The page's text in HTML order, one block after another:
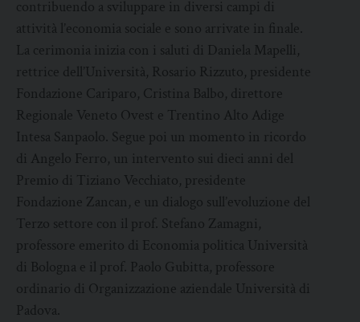
contribuendo a sviluppare in diversi campi di
attività l’economia sociale e sono arrivate in finale.
La cerimonia inizia con i saluti di Daniela Mapelli,
rettrice dell’Università, Rosario Rizzuto, presidente
Fondazione Cariparo, Cristina Balbo, direttore
Regionale Veneto Ovest e Trentino Alto Adige
Intesa Sanpaolo. Segue poi un momento in ricordo
di Angelo Ferro, un intervento sui dieci anni del
Premio di Tiziano Vecchiato, presidente
Fondazione Zancan, e un dialogo sull’evoluzione del
Terzo settore con il prof. Stefano Zamagni,
professore emerito di Economia politica Università
di Bologna e il prof. Paolo Gubitta, professore
ordinario di Organizzazione aziendale Università di
Padova.